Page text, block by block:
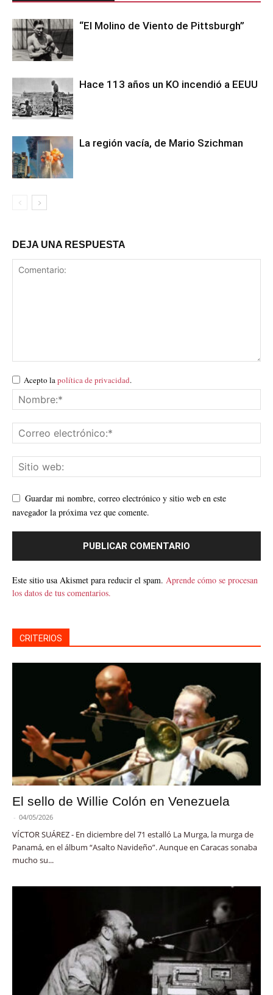
“El Molino de Viento de Pittsburgh”
Hace 113 años un KO incendió a EEUU
La región vacía, de Mario Szichman
DEJA UNA RESPUESTA
Acepto lapolítica de privacidad.
Guardar mi nombre, correo electrónico y sitio web en este
navegador la próxima vez que comente.
Este sitio usa Akismet para reducir el spam. Aprende cómo se procesan
los datos de tus comentarios.
CRITERIOS
El sello de Willie Colón en Venezuela
- 04/05/2026
VÍCTOR SUÁREZ - En diciembre del 71 estalló La Murga, la murga de
Panamá, en el álbum “Asalto Navideño”. Aunque en Caracas sonaba
mucho su...